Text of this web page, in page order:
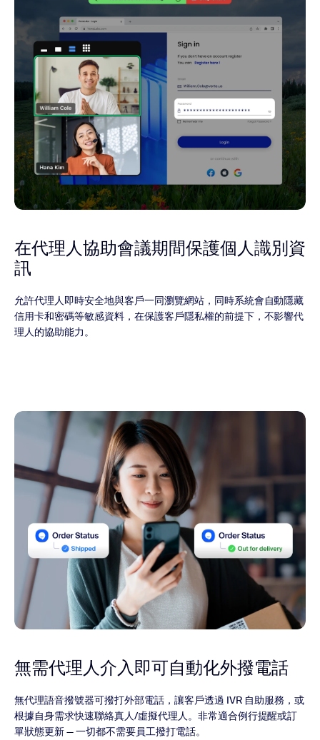
在代理人協助會議期間保護個人識別資
訊
允許代理人即時安全地與客戶一同瀏覽網站，同時系統會自動隱藏
信用卡和密碼等敏感資料，在保護客戶隱私權的前提下，不影響代
理人的協助能力。
無需代理人介入即可自動化外撥電話
無代理語音撥號器可撥打外部電話，讓客戶透過 IVR 自助服務，或
根據自身需求快速聯絡真人/虛擬代理人。非常適合例行提醒或訂
單狀態更新 — 一切都不需要員工撥打電話。